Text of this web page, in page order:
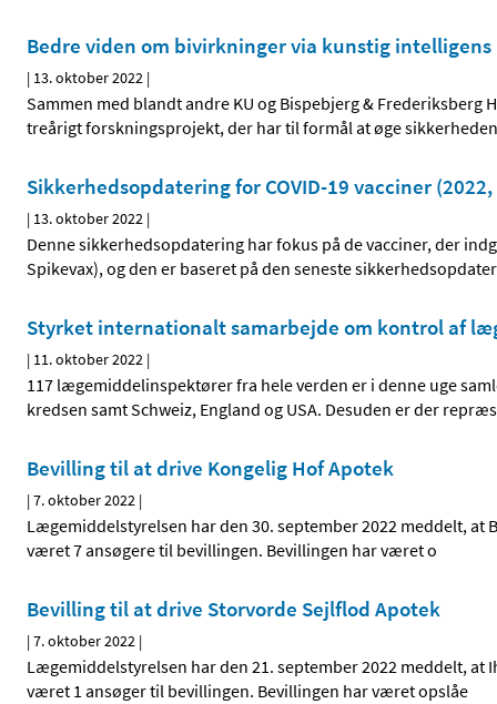
Bedre viden om bivirkninger via kunstig intelligens
| 13. oktober 2022 |
Sammen med blandt andre KU og Bispebjerg &
treårigt forskningsprojekt, der har til formål at øge
Sikkerhedsopdatering for COVID-19 vacciner (2022,
| 13. oktober 2022 |
Denne sikkerhedsopdatering har fokus på de vacciner, der
Spikevax), og den er baseret på den seneste
Styrket internationalt samarbejde om kontrol af
| 11. oktober 2022 |
117 lægemiddelinspektører fra hele verden er i denne uge
kredsen samt Schweiz, England og USA. Desuden er der
Bevilling til at drive Kongelig Hof Apotek
|7. oktober 2022 |
Lægemiddelstyrelsen har den 30. september 2022 meddelt,
været 7 ansøgere til bevillingen. Bevillingen har været o
Bevilling til at drive Storvorde Sejlflod Apotek
|7. oktober 2022 |
Lægemiddelstyrelsen har den 21. september 2022 meddelt,
været 1 ansøger til bevillingen. Bevillingen har været opslåe